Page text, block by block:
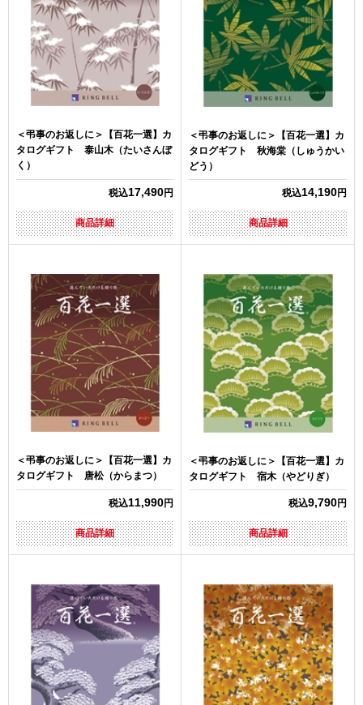
＜弔事のお返しに＞【百花一選】カ
タログギフト 泰山木（たいさんぼ
く）
税込17,490円
商品詳細
＜弔事のお返しに＞【百花一選】カ
タログギフト 秋海棠（しゅうかい
どう）
税込14,190円
商品詳細
＜弔事のお返しに＞【百花一選】カ
タログギフト 唐松（からまつ）
税込11,990円
商品詳細
＜弔事のお返しに＞【百花一選】カ
タログギフト 宿木（やどりぎ）
税込9,790円
商品詳細